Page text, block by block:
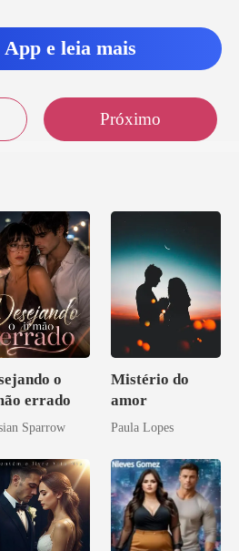
e leia mais
Próximo
o
errado
Sparrow
Mistério do
amor
Paula Lopes